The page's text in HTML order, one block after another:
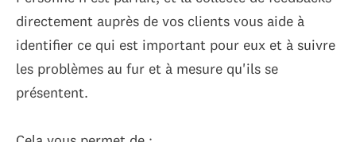
directement auprès de vos clients vous aide à
identifier ce qui est important pour eux et à suivre
les problèmes au fur et à mesure qu'ils se
présentent.